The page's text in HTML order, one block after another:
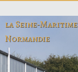
la Seine-Maritime
Normandie